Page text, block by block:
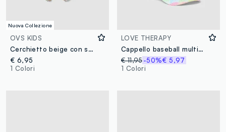
Nuova Collezione
OVS KIDS
Cerchietto beige con strass multicolor per bambina e ragazza
€ 6,95
1 Colori
LOVE THERAPY
Cappello baseball multicolor con fantasia
€ 11,95 -50%€ 5,97
1 Colori